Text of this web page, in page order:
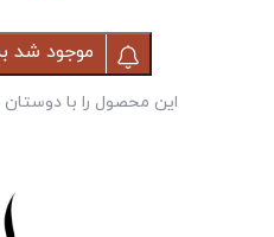
موجود شد
این محصول را با دوستان